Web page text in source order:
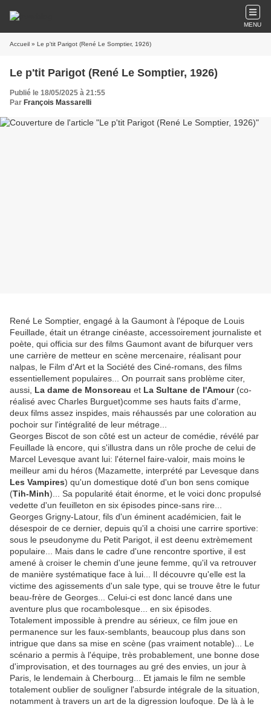
MENU
Accueil » Le p'tit Parigot (René Le Somptier, 1926)
Le p'tit Parigot (René Le Somptier, 1926)
Publié le 18/05/2025 à 21:55
Par François Massarelli
René Le Somptier, engagé à la Gaumont à l'époque de Louis
Feuillade, était un étrange cinéaste, accessoirement journaliste et
poète, qui officia sur des films Gaumont avant de bifurquer vers
une carrière de metteur en scène mercenaire, réalisant pour
nalpas, le Film d'Art et la Société des Ciné-romans, des films
essentiellement populaires... On pourrait sans problème citer,
aussi, La dame de Monsoreau et La Sultane de l'Amour(co-
réalisé avec Charles Burguet)comme ses hauts faits d'arme,
deux films assez inspides, mais réhaussés par une coloration au
pochoir sur l'intégralité de leur métrage...
Georges Biscot de son côté est un acteur de comédie, révélé par
Feuillade là encore, qui s'illustra dans un rôle proche de celui de
Marcel Levesque avant lui: l'éternel faire-valoir, mais moins le
meilleur ami du héros (Mazamette, interprété par Levesque dans
Les Vampires) qu'un domestique doté d'un bon sens comique
(Tih-Minh)... Sa popularité était énorme, et le voici donc propulsé
vedette d'un feuilleton en six épisodes pince-sans rire...
Georges Grigny-Latour, fils d'un éminent académicien, fait le
désespoir de ce dernier, depuis qu'il a choisi une carrire sportive:
sous le pseudonyme du Petit Parigot, il est deenu extrèmement
populaire... Mais dans le cadre d'une rencontre sportive, il est
amené à croiser le chemin d'une jeune femme, qu'il va retrouver
de manière systématique face à lui... Il découvre qu'elle est la
victime des agissements d'un sale type, qui se trouve être le futur
beau-frère de Georges... Celui-ci est donc lancé dans une
aventure plus que rocambolesque... en six épisodes.
Totalement impossible à prendre au sérieux, ce film joue en
permanence sur les faux-semblants, beaucoup plus dans son
intrigue que dans sa mise en scène (pas vraiment notable)... Le
scénario a permis à l'équipe, très probablement, une bonne dose
d'improvisation, et des tournages au gré des envies, un jour à
Paris, le lendemain à Cherbourg... Et jamais le film ne semble
totalement oublier de souligner l'absurde intégrale de la situation,
notamment à travers un art de la digression loufoque. De là à le